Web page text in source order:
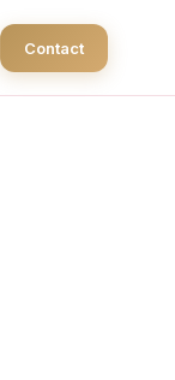
Contact